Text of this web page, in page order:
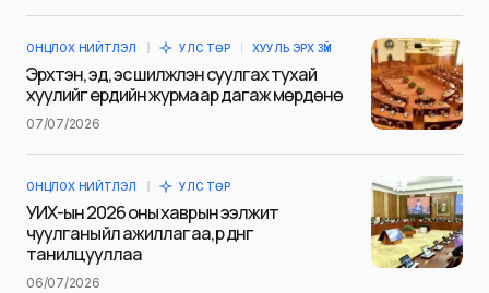
Сэтгэгдэл*
ОНЦЛОХ НИЙТЛЭЛ УЛС ТӨР ХУУЛЬ ЭРХ ЗҮЙ
Эрхтэн, эд, эс шилжүүлэн суулгах тухай
хуулийг ердийн журмаар дагаж мөрдөнө
07/07/2026
ОНЦЛОХ НИЙТЛЭЛ УЛС ТӨР
УИХ-ын 2026 оны хаврын ээлжит
чуулганы үйл ажиллагаа, үр дүнг
танилцууллаа
06/07/2026